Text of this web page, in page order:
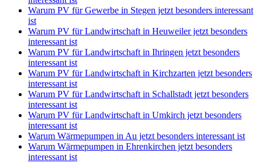
Warum PV für Gewerbe in Stegen jetzt besonders interessant
ist
Warum PV für Landwirtschaft in Heuweiler jetzt besonders
interessant ist
Warum PV für Landwirtschaft in Ihringen jetzt besonders
interessant ist
Warum PV für Landwirtschaft in Kirchzarten jetzt besonders
interessant ist
Warum PV für Landwirtschaft in Schallstadt jetzt besonders
interessant ist
Warum PV für Landwirtschaft in Umkirch jetzt besonders
interessant ist
Warum Wärmepumpen in Au jetzt besonders interessant ist
Warum Wärmepumpen in Ehrenkirchen jetzt besonders
interessant ist